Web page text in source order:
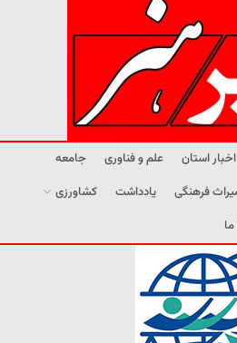
اخبار استان علم و فناوری
جامعه
فرهنگی یادداشت
کشاورزی